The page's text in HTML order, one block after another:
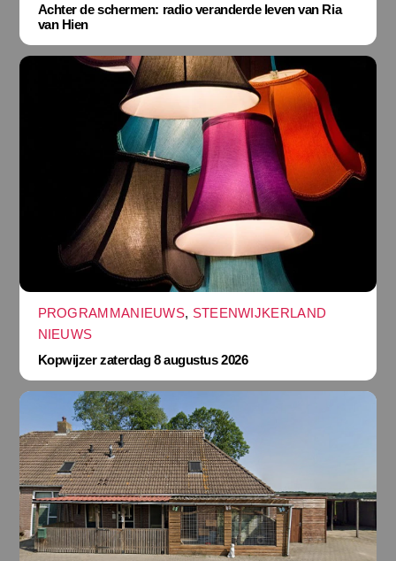
Achter de schermen: radio veranderde leven van Ria
van Hien
PROGRAMMANIEUWS, STEENWIJKERLAND
NIEUWS
Kopwijzer zaterdag 8 augustus 2026